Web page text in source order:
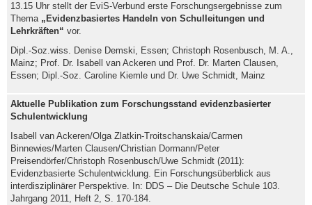
13.15 Uhr stellt der EviS-Verbund erste Forschungsergebnisse zum
Thema „Evidenzbasiertes Handeln von Schulleitungen und
Lehrkräften“ vor.
Dipl.-Soz.wiss. Denise Demski, Essen; Christoph Rosenbusch, M. A.,
Mainz; Prof. Dr. Isabell van Ackeren und Prof. Dr. Marten Clausen,
Essen; Dipl.-Soz. Caroline Kiemle und Dr. Uwe Schmidt, Mainz
Aktuelle Publikation zum Forschungsstand evidenzbasierter
Schulentwicklung
Isabell van Ackeren/Olga Zlatkin-Troitschanskaia/Carmen
Binnewies/Marten Clausen/Christian Dormann/Peter
Preisendörfer/Christoph Rosenbusch/Uwe Schmidt (2011):
Evidenzbasierte Schulentwicklung. Ein Forschungsüberblick aus
interdisziplinärer Perspektive. In: DDS – Die Deutsche Schule 103.
Jahrgang 2011, Heft 2, S. 170-184.